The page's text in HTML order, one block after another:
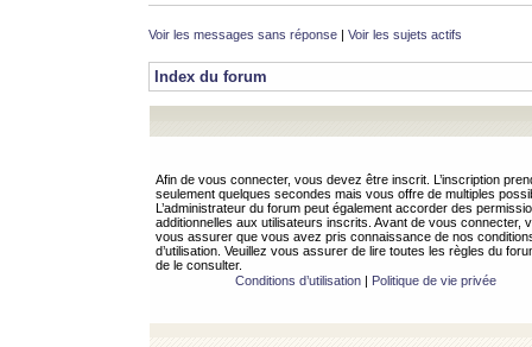
Voir les messages sans réponse | Voir les sujets actifs
Index du forum
Afin de vous connecter, vous devez être inscrit. L’inscription
seulement quelques secondes mais vous offre de multiples
L’administrateur du forum peut également accorder des
additionnelles aux utilisateurs inscrits. Avant de vous connecter,
vous assurer que vous avez pris connaissance de nos
d’utilisation. Veuillez vous assurer de lire toutes les règles du
de le consulter.
Conditions d’utilisation| Politique de vie privée